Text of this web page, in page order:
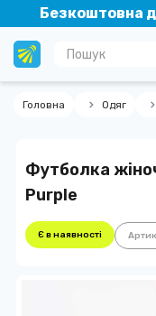
Безкоштовна
Головна Одяг
Футболка
Purple
Є в наявності